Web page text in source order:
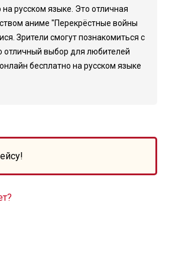
русском языке. Это отличная
аниме "Перекрёстные войны
Зрители смогут познакомиться с
выбор для любителей
бесплатно на русском языке